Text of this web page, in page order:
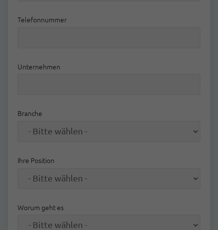
Telefonnummer
Unternehmen
Branche
Ihre Position
Worum geht es